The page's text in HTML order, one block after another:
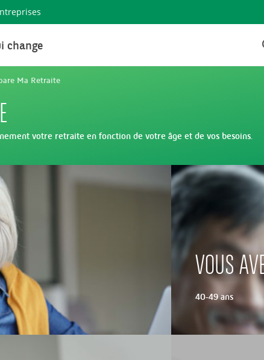
change
Ma Retraite
votre retraite en fonction de votre âge et de vos besoins.
VOUS
40-49 ans